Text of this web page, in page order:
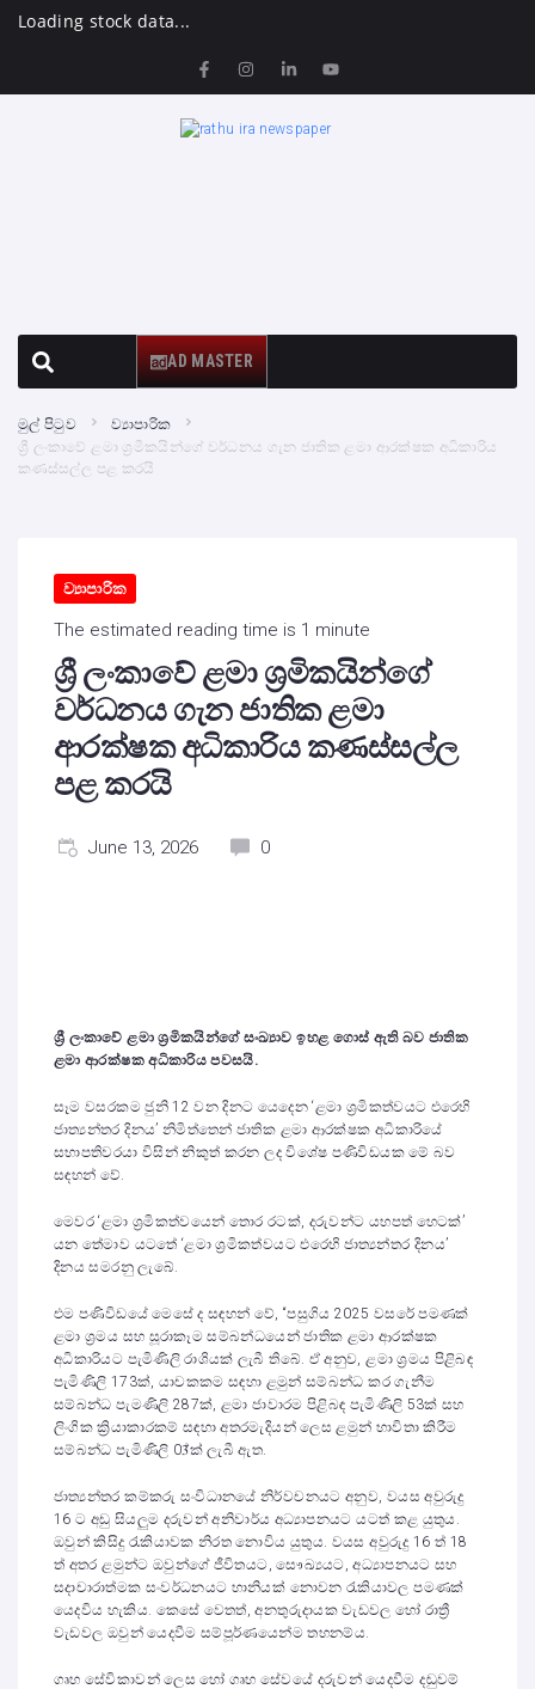
Loading stock data...
AD MASTER
මුල් පිටුව
ව්‍යාපාරික
ශ්‍රී ලංකාවේ ළමා ශ්‍රමිකයින්ගේ වර්ධනය ගැන ජාතික ළමා ආරක්ෂක අධිකාරිය
කණස්සල්ල පළ කරයි
ව්‍යාපාරික
The estimated reading time is 1 minute
ශ්‍රී ලංකාවේ ළමා ශ්‍රමිකයින්ගේ
වර්ධනය ගැන ජාතික ළමා
ආරක්ෂක අධිකාරිය කණස්සල්ල
පළ කරයි
June 13, 2026 0
ශ්‍රී ලංකාවේ ළමා ශ්‍රමිකයින්ගේ සංඛ්‍යාව ඉහළ ගොස් ඇති බව ජාතික
ළමා ආරක්ෂක අධිකාරිය පවසයි.
සෑම වසරකම ජුනි 12 වන දිනට යෙදෙන ‘ළමා ශ්‍රමිකත්වයට එරෙහි
ජාත්‍යන්තර දිනය’ නිමිත්තෙන් ජාතික ළමා ආරක්ෂක අධිකාරියේ
සභාපතිවරයා විසින් නිකුත් කරන ලද විශේෂ පණිවිඩයක මේ බව
සඳහන් වේ.
මෙවර ‘ළමා ශ්‍රමිකත්වයෙන් තොර රටක්, දරුවන්ට යහපත් හෙටක්’
යන තේමාව යටතේ ‘ළමා ශ්‍රමිකත්වයට එරෙහි ජාත්‍යන්තර දිනය’
දිනය සමරනු ලැබේ.
එම පණිවිඩයේ මෙසේ ද සඳහන් වේ, “පසුගිය 2025 වසරේ පමණක්
ළමා ශ්‍රමය සහ සූරාකෑම සම්බන්ධයෙන් ජාතික ළමා ආරක්ෂක
අධිකාරියට පැමිණිලි රාශියක් ලැබී තිබේ. ඒ අනුව, ළමා ශ්‍රමය පිළිබඳ
පැමිණිලි 173ක්, යාචකකම සඳහා ළමුන් සම්බන්ධ කර ගැනීම
සම්බන්ධ පැමණිලි 287ක්, ළමා ජාවාරම පිළිබඳ පැමිණිලි 53ක් සහ
ලිංගික ක්‍රියාකාරකම් සඳහා අතරමැදියන් ලෙස ළමුන් භාවිතා කිරීම
සම්බන්ධ පැමිණිලි 03්ක් ලැබී ඇත.
ජාත්‍යන්තර කම්කරු සංවිධානයේ නිර්වචනයට අනුව, වයස අවුරුදු
16 ට අඩු සියලුම දරුවන් අනිවාර්ය අධ්‍යාපනයට යටත් කළ යුතුය.
ඔවුන් කිසිදු රැකියාවක නිරත නොවිය යුතුය. වයස අවුරුදු 16 ත් 18
ත් අතර ළමුන්ට ඔවුන්ගේ ජීවිතයට, සෞඛ්‍යයට, අධ්‍යාපනයට සහ
සදාචාරාත්මක සංවර්ධනයට හානියක් නොවන රැකියාවල පමණක්
යෙදවිය හැකිය. කෙසේ වෙතත්, අනතුරුදායක වැඩවල හෝ රාත්‍රී
වැඩවල ඔවුන් යෙදවීම සම්පූර්ණයෙන්ම තහනම්ය.
ගෘහ සේවිකාවන් ලෙස හෝ ගෘහ සේවයේ දරුවන් යෙදවීම දඬුවම්